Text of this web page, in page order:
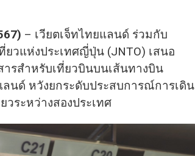
– เวียตเจ็ทไทยแลนด์ ร่วมกับ
ยวแห่งประเทศญี่ปุ่น (JNTO) เสนอ
รสำหรับเที่ยวบินบนเส้นทางบิน
นด์ หวังยกระดับประสบการณ์การเดิน
วระหว่างสองประเทศ